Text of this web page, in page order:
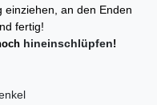
einziehen, an den Enden
fertig!
hi­n­ein­schlüp­fen!